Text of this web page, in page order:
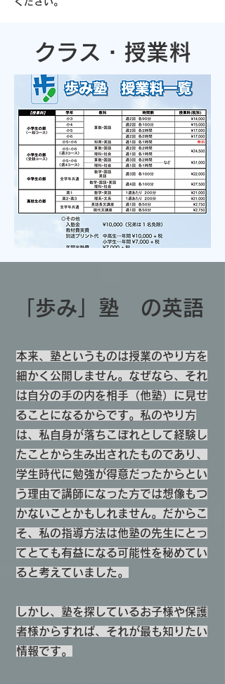
​クラス・授業料
「歩み」塾 の英語
本来、塾というものは授業のやり方を
細かく公開しません。なぜなら、それ
は自分の手の内を相手（他塾）に見せ
ることになるからです。私のやり方
は、私自身が落ちこぼれとして経験し
たことから生み出されたものであり、
学生時代に勉強が得意だったからとい
う理由で講師になった方では想像もつ
かないことかもしれません。だからこ
そ、私の指導方法は他塾の先生にとっ
てとても有益になる可能性を秘めてい
ると考えていました。
しかし、塾を探しているお子様や保護
者様からすれば、それが最も知りたい
情報です。